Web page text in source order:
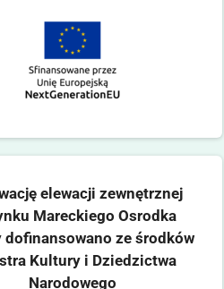
elewacji zewnętrznej
Mareckiego Osrodka
dofinansowano ze środków
Kultury i Dziedzictwa
Narodowego